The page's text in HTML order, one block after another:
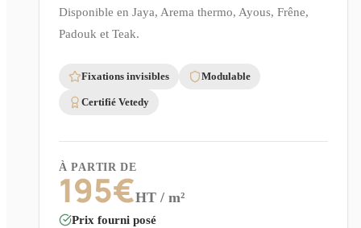
Disponible en Jaya, Arema thermo, Ayous, Frêne,
Padouk et Teak.
Fixations invisibles Modulable
Certifié Vetedy
À PARTIR DE
195€HT / m²
Prix fourni posé